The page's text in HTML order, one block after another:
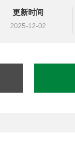
更新时间
2025-12-02